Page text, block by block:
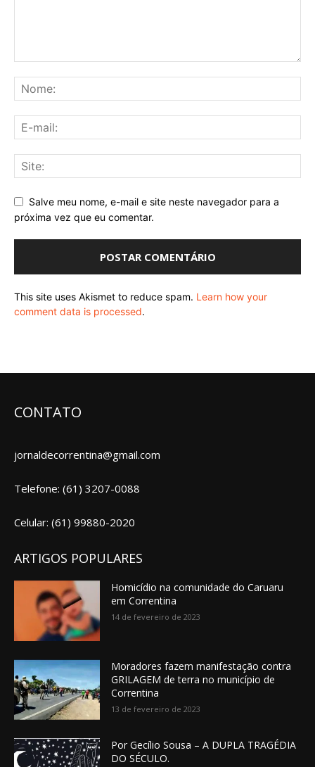
Salve meu nome, e-mail e site neste navegador para a
próxima vez que eu comentar.
This site uses Akismet to reduce spam. Learn how your
comment data is processed.
CONTATO
jornaldecorrentina@gmail.com
Telefone: (61) 3207-0088
Celular: (61) 99880-2020
ARTIGOS POPULARES
Homicídio na comunidade do Caruaru
em Correntina
14 de fevereiro de 2023
Moradores fazem manifestação contra
GRILAGEM de terra no município de
Correntina
13 de fevereiro de 2023
Por Gecílio Sousa – A DUPLA TRAGÉDIA
DO SÉCULO.